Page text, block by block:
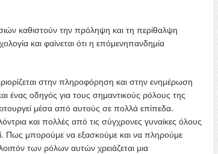
καθιστούν την πρόληψη και τη περίθαλψη
και φαίνεται ότι η επόμενηπανδημία
στην πληροφόρηση και στην ενημέρωση
ένας οδηγός για τους σημαντικούς ρόλους της
μέσα από αυτούς σε πολλά επίπεδα.
ακαι πολλές από τις σύγχρονες γυναίκες όλους
Πως μπορούμενα εξασκούμεκαι να πληρούμε
των ρόλων αυτών χρειάζεταιμια